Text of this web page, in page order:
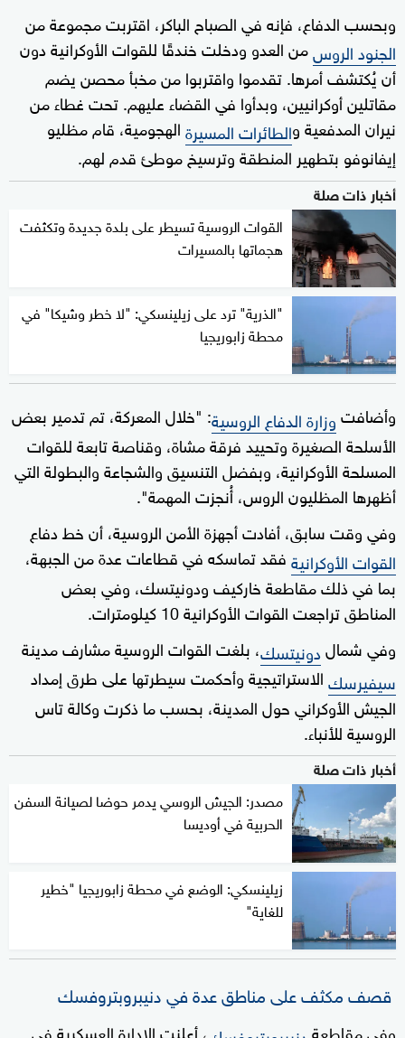
وبحسب الدفاع، فإنه في الصباح الباكر، اقتربت مجموعة من
الجنود الروسمن العدو ودخلت خندقًا للقوات الأوكرانية دون
أن يُكتشف أمرها. تقدموا واقتربوا من مخبأ محصن يضم
مقاتلين أوكرانيين، وبدأوا في القضاء عليهم. تحت غطاء من
نيران المدفعية والطائرات المسيرةالهجومية، قام مظليو
إيفانوفو بتطهير المنطقة وترسيخ موطئ قدم لهم.
أخبار ذات صلة
القوات الروسية تسيطر على بلدة جديدة وتكثفت
هجماتها بالمسيرات
"الذرية" ترد على زيلينسكي: "لا خطر وشيكا" في
محطة زابوريجيا
وأضافتوزارة الدفاع الروسية: "خلال المعركة، تم تدمير بعض
الأسلحة الصغيرة وتحييد فرقة مشاة، وقناصة تابعة للقوات
المسلحة الأوكرانية، وبفضل التنسيق والشجاعة والبطولة التي
أظهرها المظليون الروس، أُنجزت المهمة".
وفي وقت سابق، أفادت أجهزة الأمن الروسية، أن خط دفاع
القوات الأوكرانيةفقد تماسكه في قطاعات عدة من الجبهة،
بما في ذلك مقاطعة خاركيف ودونيتسك، وفي بعض
المناطق تراجعت القوات الأوكرانية 10 كيلومترات.
وفي شمالدونيتسك، بلغت القوات الروسية مشارف مدينة
سيفيرسكالاستراتيجية وأحكمت سيطرتها على طرق إمداد
الجيش الأوكراني حول المدينة، بحسب ما ذكرت وكالة تاس
الروسية للأنباء.
أخبار ذات صلة
مصدر: الجيش الروسي يدمر حوضا لصيانة السفن
الحربية في أوديسا
زيلينسكي: الوضع في محطة زابوريجيا "خطير
للغاية"
قصف مكثف على مناطق عدة في دنيبروبتروفسك
وفي مقاطعة
، أعلنت الإدارة العسكرية في